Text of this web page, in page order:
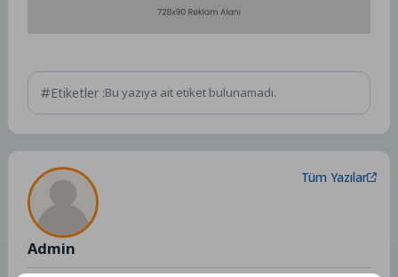
Etiketler :Bu yazıya ait etiket bulunamadı.
Admin
Tüm Yazılar